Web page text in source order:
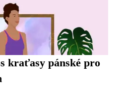
kraťasy pánské pro